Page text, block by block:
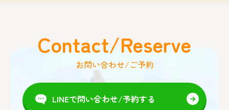
Contact/Reserve
お問い合わせ/ご予約
LINEで問い合わせ/予約する